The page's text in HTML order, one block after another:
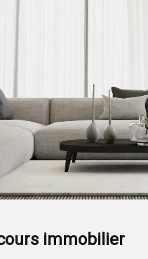
immobilier